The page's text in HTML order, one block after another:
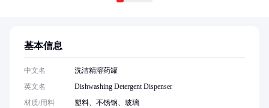
基本信息
中文名
洗洁精溶药罐
英文名
Dishwashing Detergent Dispenser
材质/用料
塑料、不锈钢、玻璃